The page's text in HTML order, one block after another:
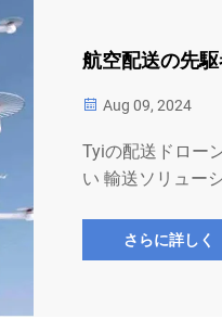
航空配送の先
Aug 09, 2024
Tyiの配送ドロー
い 輸送ソリュー
たらしています
さらに詳しく